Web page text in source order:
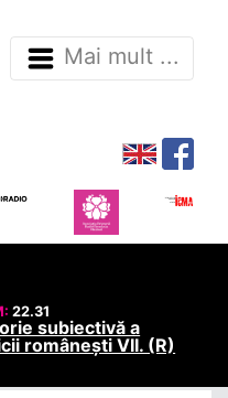
Mai mult ...
22.31
subiectivă a
românești VII. (R)